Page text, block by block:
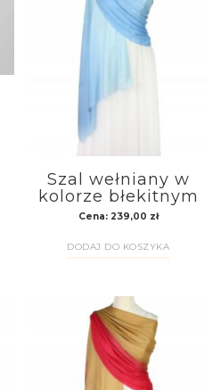
Szal wełniany w
kolorze błekitnym
Cena: 239,00 zł
DODAJ DO KOSZYKA